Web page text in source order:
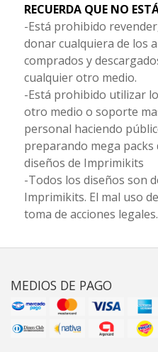
RECUERDA QUE NO
-Está prohibido
donar cualquiera de los
comprados y
cualquier otro medio.
-Está prohibido utilizar
otro medio o soporte
personal haciendo
preparando mega packs
diseños de Imprimikits
-Todos los diseños son
Imprimikits. El mal uso
toma de acciones legales.
MEDIOS DE PAGO